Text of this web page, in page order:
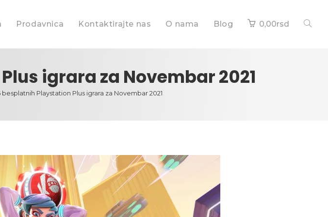
Prodavnica Kontaktirajte nas O nama Blog 0,00rsd
igrara za Novembar 2021
besplatnih Playstation Plus igrara za Novembar 2021